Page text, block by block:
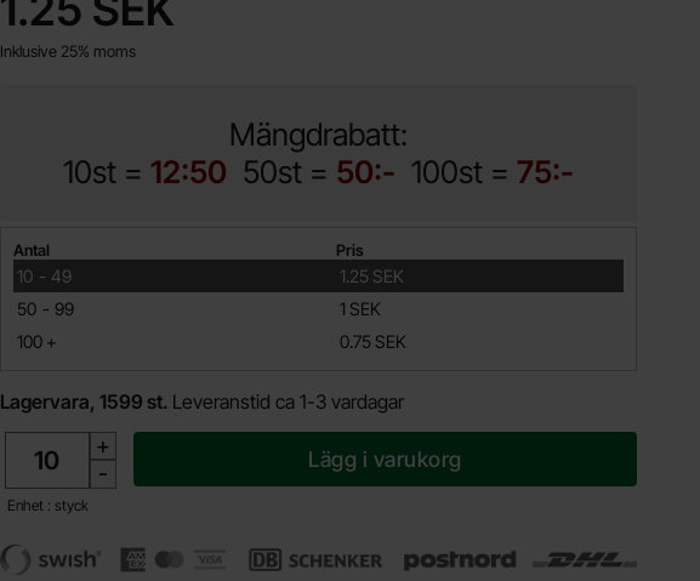
Inklusive 25% moms
Mängdrabatt:
10st = 12:50 50st = 50:- 100st = 75:-
Mängdrabatt
Antal Pris
10 -
till 49
1.25 SEK
50 -
till 99
1 SEK
100 +
till 0.75 SEK
Lagervara, 1599 st. Leveranstid ca 1-3 vardagar
+
-
Enhet : styck
Lägg i varukorg